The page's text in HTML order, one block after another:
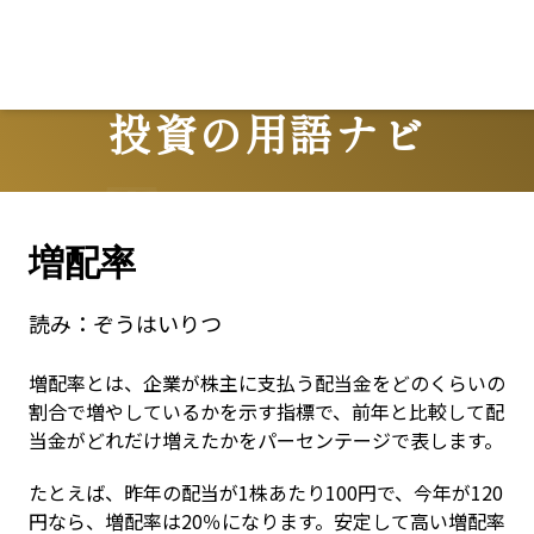
投資の用語ナビ
Terms
増配率
読み： ぞうはいりつ
増配率とは、企業が株主に支払う配当金をどのくらいの
割合で増やしているかを示す指標で、前年と比較して配
当金がどれだけ増えたかをパーセンテージで表します。
たとえば、昨年の配当が1株あたり100円で、今年が120
円なら、増配率は20％になります。安定して高い増配率